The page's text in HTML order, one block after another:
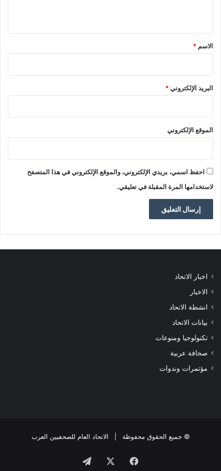
*
الاسم *
البريد الإلكتروني*
الموقع الإلكتروني
احفظ اسمي، بريدي الإلكتروني، والموقع الإلكتروني في هذا المتصفح
لاستخدامها المرة المقبلة في تعليقي.
اخبار الاتحاد
الاخبار
انشطة الاتحاد
بيانات الاتحاد
تكنولوجيا ومنوعات
صحافة عربية
مؤتمرات وندوات
© جميع الحقوق محفوظة | الاتحاد العام للصحفيين العرب
فيسبوك تيلقرام